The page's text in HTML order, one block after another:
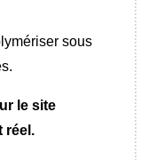
sous
le site
réel.